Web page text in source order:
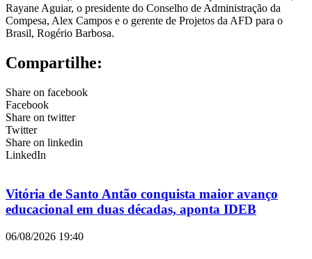
Rayane Aguiar, o presidente do Conselho de Administração da
Compesa, Alex Campos e o gerente de Projetos da AFD para o
Brasil, Rogério Barbosa.
Compartilhe:
Share on facebook
Facebook
Share on twitter
Twitter
Share on linkedin
LinkedIn
Vitória de Santo Antão conquista maior avanço
educacional em duas décadas, aponta IDEB
06/08/2026 19:40